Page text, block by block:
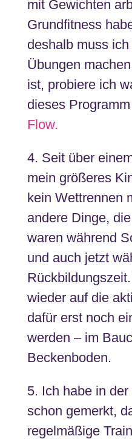
mit Gewichten
Grundfitness
deshalb muss
Übungen
ist, probiere ich
dieses
Flow.
4. Seit über
mein größeres
kein Wettrennen
andere Dinge,
waren während
und auch jetzt
wieder auf die
dafür erst noch
werden – im
Beckenboden.
5. Ich habe in
schon gemerkt,
regelmäßige